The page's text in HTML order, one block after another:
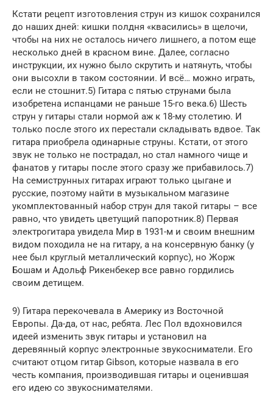
Кстати рецепт изготовления струн из кишок сохранился
до наших дней: кишки полдня «квасились» в щелочи,
чтобы на них не осталось ничего лишнего, а потом еще
несколько дней в красном вине. Далее, согласно
инструкции, их нужно было скрутить и натянуть, чтобы
они высохли в таком состоянии. И всё… можно играть,
если не стошнит.5) Гитара с пятью струнами была
изобретена испанцами не раньше 15-го века.6) Шесть
струн у гитары стали нормой аж к 18-му столетию. И
только после этого их перестали складывать вдвое. Так
гитара приобрела одинарные струны. Кстати, от этого
звук не только не пострадал, но стал намного чище и
фанатов у гитары после этого сразу же прибавилось.7)
На семиструнных гитарах играют только цыгане и
русские, поэтому найти в музыкальном магазине
укомплектованный набор струн для такой гитары – все
равно, что увидеть цветущий папоротник.8) Первая
электрогитара увидела Мир в 1931-м и своим внешним
видом походила не на гитару, а на консервную банку (у
нее был круглый металлический корпус), но Жорж
Бошам и Адольф Рикенбекер все равно гордились
своим детищем.
9) Гитара перекочевала в Америку из Восточной
Европы. Да-да, от нас, ребята. Лес Пол вдохновился
идеей изменить звук гитары и установил на
деревянный корпус электронные звукосниматели. Его
считают отцом гитар Gibson, которые назвала в его
честь компания, производившая гитары и оценившая
его идею со звукоснимателями.